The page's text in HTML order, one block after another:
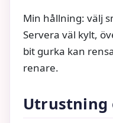
Min hållning: välj
Servera väl kylt,
bit gurka kan
renare.
Utrustning